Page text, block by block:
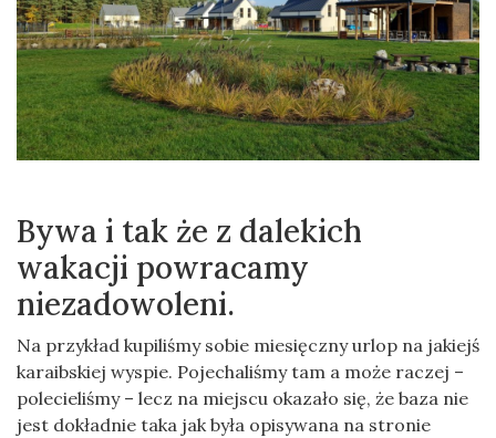
Bywa i tak że z dalekich
wakacji powracamy
niezadowoleni.
Na przykład kupiliśmy sobie miesięczny urlop na jakiejś
karaibskiej wyspie. Pojechaliśmy tam a może raczej –
polecieliśmy – lecz na miejscu okazało się, że baza nie
jest dokładnie taka jak była opisywana na stronie